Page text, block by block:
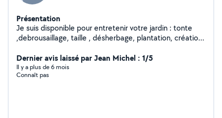
Présentation
Je suis disponible pour entretenir votre jardin : tonte
,debrousaillage, taille , désherbage, plantation, création
Dernier avis laissé par Jean Michel : 1/5
Il y a plus de 6 mois
Connaît pas